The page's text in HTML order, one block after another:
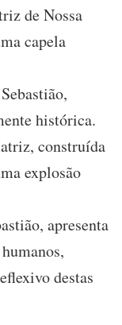
de Nossa
capela
histórica.
construída
explosão
apresenta
destas